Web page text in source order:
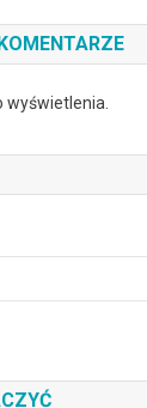
wyświetlenia.